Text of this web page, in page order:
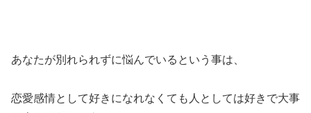
あなたが別れられずに悩んでいるという事は、
恋愛感情として好きになれなくても人としては好きで大事